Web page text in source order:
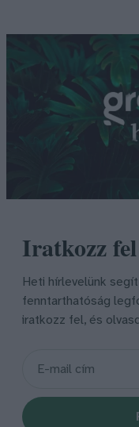
Iratkozz
Heti hírlevelünk
fenntarthatóság
iratkozz fel, és